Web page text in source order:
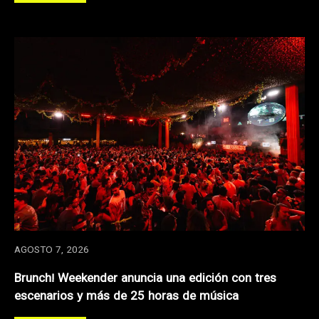
AGOSTO 7, 2026
Brunch! Weekender anuncia una edición con tres
escenarios y más de 25 horas de música